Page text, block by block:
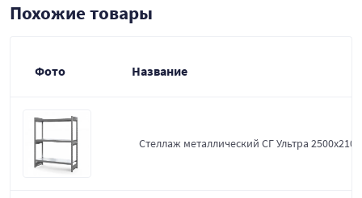
Похожие товары
Фото Название
Стеллаж металлический СГ Ультра